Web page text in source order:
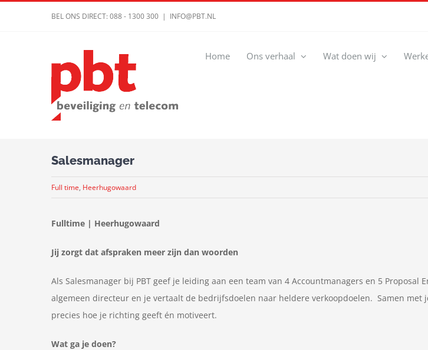
BEL ONS DIRECT: 088 - 1300 300 | INFO@PBT.NL
Home Ons verhaal Wat doen wij
Salesmanager
Full time, Heerhugowaard
Fulltime | Heerhugowaard
Jij zorgt dat afspraken meer zijn dan woorden
Als Salesmanager bij PBT geef je leiding aan een team van 4 Accountmanagers en 5
algemeen directeur en je vertaalt de bedrijfsdoelen naar heldere verkoopdoelen. Samen
precies hoe je richting geeft én motiveert.
Wat ga je doen?